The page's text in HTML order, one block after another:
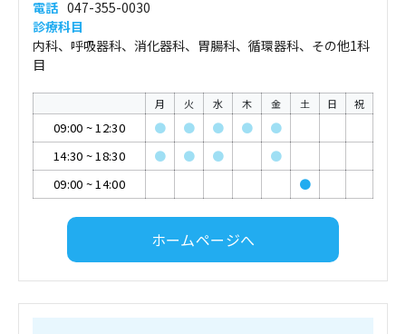
電話 047-355-0030
診療科目
内科、呼吸器科、消化器科、胃腸科、循環器科、その他1科
目
月 火 水 木 金 土 日 祝
09:00 ~12:30 ● ● ● ●
●
14:30 ~18:30 ● ● ●
●
09:00 ~14:00 ●
ホームページへ